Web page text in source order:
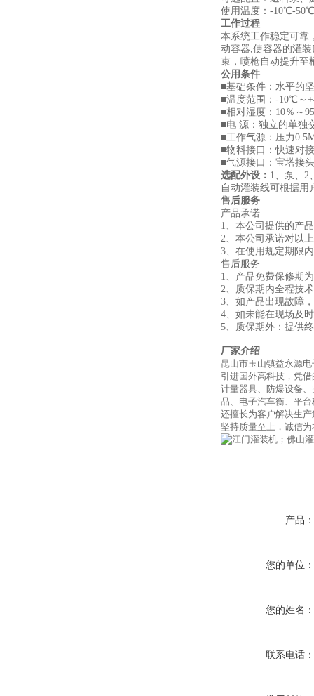
使用温度：-10℃-50℃
工作过程
本系统工作稳定可靠
动容器,使容器的灌
束，喷枪自动提升至
公用条件
■基础条件：水平的
■温度范围：-10℃～
■相对湿度：10％～
■电 源：独立的单独
■工作气源：压力
■物料接口：快速对
■气源接口：宝塔接
选配外设： 1、泵、2
自动灌装线可根据用
售后服务
产品承诺
1、本公司提供的产
2、本公司承诺对以
3、在使用规定期限
售后服务
1、产品免费保修期
2、质保期内全
3、如产品出现故障
4、如未能在现场及
5、质保期外：提供
厂家介绍
昆山市玉山镇益永源
引进国外高科技，凭
计量器具、防爆设备
品、电子汽车衡、平
还擅长为客户解决生
坚持质量至上，诚信
产品：
您的单位：
您的姓名：
联系电话：